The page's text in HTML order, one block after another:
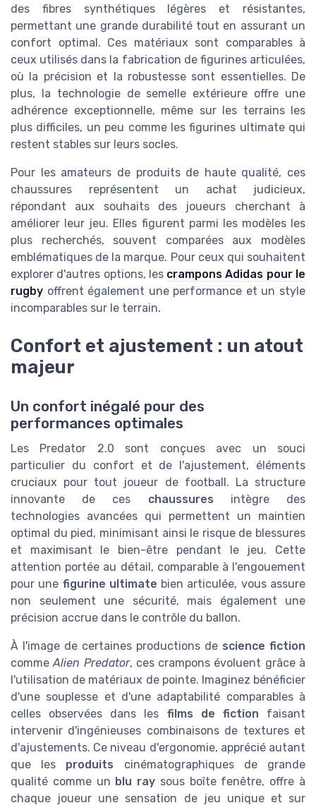
des fibres synthétiques légères et résistantes,
permettant une grande durabilité tout en assurant un
confort optimal. Ces matériaux sont comparables à
ceux utilisés dans la fabrication de figurines articulées,
où la précision et la robustesse sont essentielles. De
plus, la technologie de semelle extérieure offre une
adhérence exceptionnelle, même sur les terrains les
plus difficiles, un peu comme les figurines ultimate qui
restent stables sur leurs socles.
Pour les amateurs de produits de haute qualité, ces
chaussures représentent un achat judicieux,
répondant aux souhaits des joueurs cherchant à
améliorer leur jeu. Elles figurent parmi les modèles les
plus recherchés, souvent comparées aux modèles
emblématiques de la marque. Pour ceux qui souhaitent
explorer d'autres options, les crampons Adidas pour le
rugby offrent également une performance et un style
incomparables sur le terrain.
Confort et ajustement : un atout
majeur
Un confort inégalé pour des
performances optimales
Les Predator 2.0 sont conçues avec un souci
particulier du confort et de l'ajustement, éléments
cruciaux pour tout joueur de football. La structure
innovante de ces chaussures intègre des
technologies avancées qui permettent un maintien
optimal du pied, minimisant ainsi le risque de blessures
et maximisant le bien-être pendant le jeu. Cette
attention portée au détail, comparable à l'engouement
pour une figurine ultimate bien articulée, vous assure
non seulement une sécurité, mais également une
précision accrue dans le contrôle du ballon.
À l'image de certaines productions de science fiction
commeAlien Predator, ces crampons évoluent grâce à
l'utilisation de matériaux de pointe. Imaginez bénéficier
d'une souplesse et d'une adaptabilité comparables à
celles observées dans les films de fiction faisant
intervenir d'ingénieuses combinaisons de textures et
d'ajustements. Ce niveau d'ergonomie, apprécié autant
que les produits cinématographiques de grande
qualité comme un blu ray sous boîte fenêtre, offre à
chaque joueur une sensation de jeu unique et sur